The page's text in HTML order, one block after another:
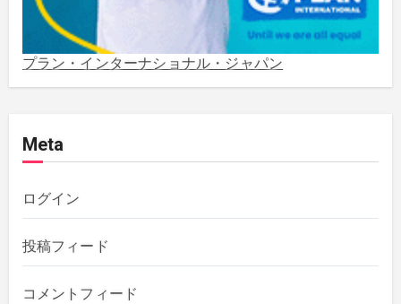
2021年5月 (3)
2021年3月 (1)
2020年11月
2020年10月
2019年12月
2019年11月
プラン・インターナショナル・ジャパン
Meta
ログイン
投稿フィード
コメントフィード